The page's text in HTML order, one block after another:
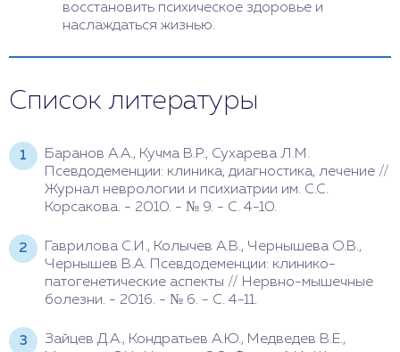
восстановить психическое здоровье и
наслаждаться жизнью.
Список литературы
Баранов А.А., Кучма В.Р., Сухарева Л.М.
Псевдодеменции: клиника, диагностика, лечение //
Журнал неврологии и психиатрии им. С.С.
Корсакова. - 2010. - № 9. - С. 4-10.
Гаврилова С.И., Колычев А.В., Чернышева О.В.,
Чернышев В.А. Псевдодеменции: клинико-
патогенетические аспекты // Нервно-мышечные
болезни. - 2016. - № 6. - С. 4-11.
Зайцев Д.А., Кондратьев А.Ю., Медведев В.Е.,